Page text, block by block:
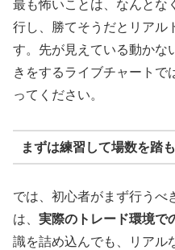
最も怖いことは、なんとな
行し、勝てそうだとリアル
す。先が見えている動かな
きをするライブチャートで
ってください。
まずは練習して場数を踏
では、初心者がまず行うべ
は、 実際のトレード環境で
識を詰め込んでも、リアル